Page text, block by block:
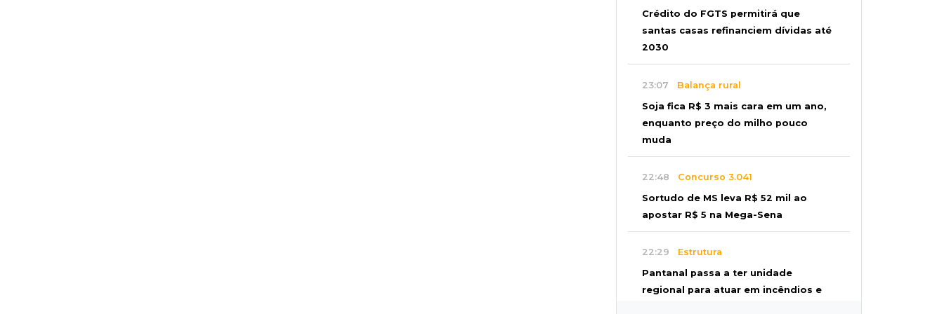
Crédito do FGTS permitirá que
santas casas refinanciem dívidas até
2030
23:07 Balança rural
Soja fica R$ 3 mais cara em um ano,
enquanto preço do milho pouco
muda
22:48 Concurso 3.041
Sortudo de MS leva R$ 52 mil ao
apostar R$ 5 na Mega-Sena
22:29 Estrutura
Pantanal passa a ter unidade
regional para atuar em incêndios e